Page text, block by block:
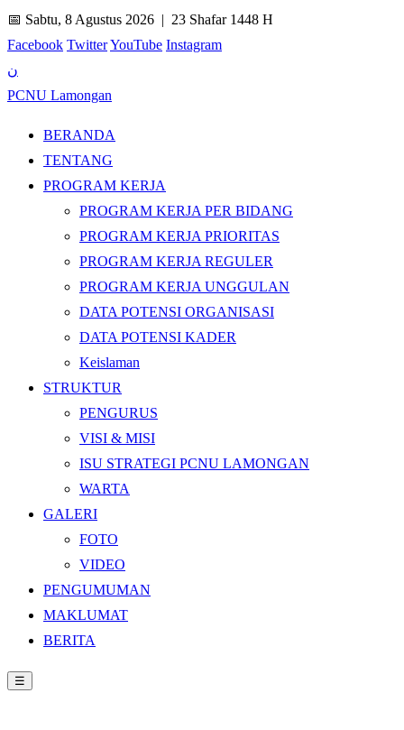
📅 Sabtu, 8 Agustus 2026 | 23 Shafar 1448 H
Facebook TwitterYouTube Instagram
ن
PCNU Lamongan
BERANDA
TENTANG
PROGRAM KERJA
PROGRAM KERJA PER BIDANG
PROGRAM KERJA PRIORITAS
PROGRAM KERJA REGULER
PROGRAM KERJA UNGGULAN
DATA POTENSI ORGANISASI
DATA POTENSI KADER
Keislaman
STRUKTUR
PENGURUS
VISI & MISI
ISU STRATEGI PCNU LAMONGAN
WARTA
GALERI
FOTO
VIDEO
PENGUMUMAN
MAKLUMAT
BERITA
☰